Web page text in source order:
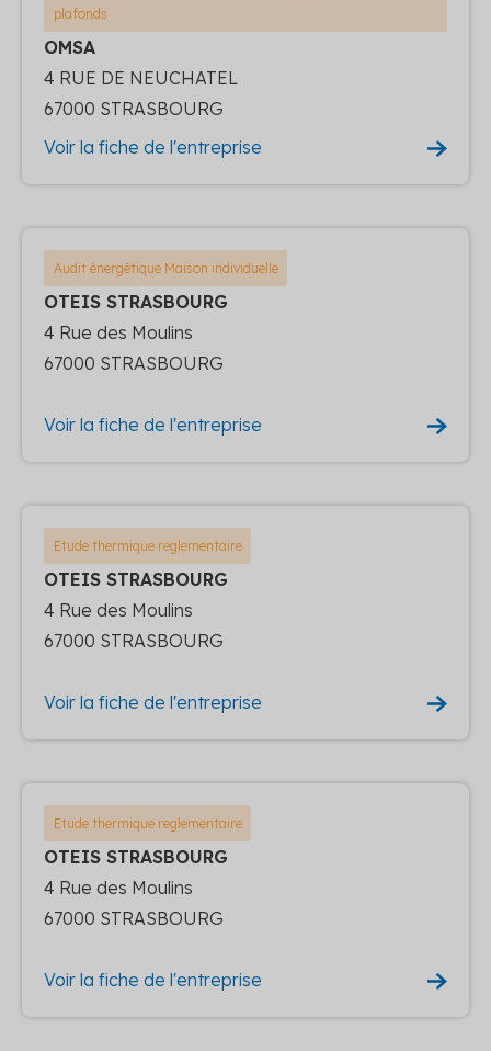
plafonds
OMSA
4 RUE DE NEUCHATEL
67000 STRASBOURG
Voir la fiche de l'entreprise
Audit énergétique Maison individuelle
OTEIS STRASBOURG
4 Rue des Moulins
67000 STRASBOURG
Voir la fiche de l'entreprise
Etude thermique reglementaire
OTEIS STRASBOURG
4 Rue des Moulins
67000 STRASBOURG
Voir la fiche de l'entreprise
Etude thermique reglementaire
OTEIS STRASBOURG
4 Rue des Moulins
67000 STRASBOURG
Voir la fiche de l'entreprise